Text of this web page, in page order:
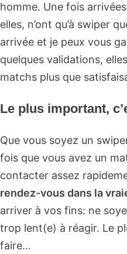
homme. Une fois
elles, n’ont qu’à swiper
arrivée et je peux vous
quelques validations,
matchs plus que
Le plus important,
Que vous soyez un
fois que vous avez un
contacter assez
rendez-vous dans la
arriver à vos fins: ne
trop lent(e) à réagir. Le
faire…